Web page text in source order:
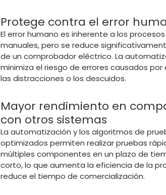
Protege contra el error
El error humano es inherente a los
manuales, pero se reduce
de un comprobador eléctrico. La
minimiza el riesgo de errores causados por
las distracciones o los descuidos.
Mayor rendimiento en
con otros sistemas
La automatización y los algoritmos de
optimizados permiten realizar pruebas
múltiples componentes en un plazo de
corto, lo que aumenta la eficiencia de la
reduce el tiempo de comercialización.